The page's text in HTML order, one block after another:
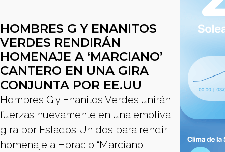
HOMBRES G Y ENANITOS
VERDES RENDIRÁN
HOMENAJE A ‘MARCIANO’
CANTERO EN UNA GIRA
CONJUNTA POR EE.UU
Hombres G y Enanitos Verdes unirán
fuerzas nuevamente en una emotiva
gira por Estados Unidos para rendir
homenaje a Horacio “Marciano”